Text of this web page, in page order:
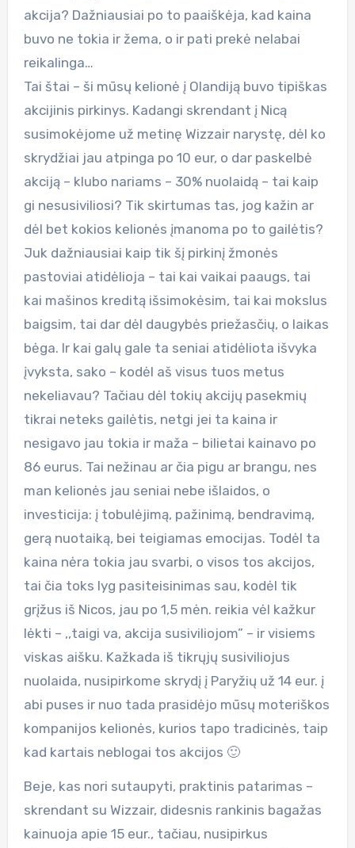
akcija? Dažniausiai po to paaiškėja, kad kaina
buvo ne tokia ir žema, o ir pati prekė nelabai
reikalinga…
Tai štai – ši mūsų kelionė į Olandiją buvo tipiškas
akcijinis pirkinys. Kadangi skrendant į Nicą
susimokėjome už metinę Wizzair narystę, dėl ko
skrydžiai jau atpinga po 10 eur, o dar paskelbė
akciją – klubo nariams – 30% nuolaidą – tai kaip
gi nesusiviliosi? Tik skirtumas tas, jog kažin ar
dėl bet kokios kelionės įmanoma po to gailėtis?
Juk dažniausiai kaip tik šį pirkinį žmonės
pastoviai atidėlioja – tai kai vaikai paaugs, tai
kai mašinos kreditą išsimokėsim, tai kai mokslus
baigsim, tai dar dėl daugybės priežasčių, o laikas
bėga. Ir kai galų gale ta seniai atidėliota išvyka
įvyksta, sako – kodėl aš visus tuos metus
nekeliavau? Tačiau dėl tokių akcijų pasekmių
tikrai neteks gailėtis, netgi jei ta kaina ir
nesigavo jau tokia ir maža – bilietai kainavo po
86 eurus. Tai nežinau ar čia pigu ar brangu, nes
man kelionės jau seniai nebe išlaidos, o
investicija: į tobulėjimą, pažinimą, bendravimą,
gerą nuotaiką, bei teigiamas emocijas. Todėl ta
kaina nėra tokia jau svarbi, o visos tos akcijos,
tai čia toks lyg pasiteisinimas sau, kodėl tik
grįžus iš Nicos, jau po 1,5 mėn. reikia vėl kažkur
lėkti – ,,taigi va, akcija susiviliojom” – ir visiems
viskas aišku. Kažkada iš tikrųjų susiviliojus
nuolaida, nusipirkome skrydį į Paryžių už 14 eur. į
abi puses ir nuo tada prasidėjo mūsų moteriškos
kompanijos kelionės, kurios tapo tradicinės, taip
kad kartais neblogai tos akcijos 🙂
Beje, kas nori sutaupyti, praktinis patarimas –
skrendant su Wizzair, didesnis rankinis bagažas
kainuoja apie 15 eur., tačiau, nusipirkus